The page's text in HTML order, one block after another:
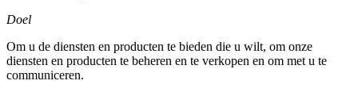
Doel
Om u de diensten en producten te bieden die u wilt, om onze
diensten en producten te beheren en te verkopen en om met u te
communiceren.